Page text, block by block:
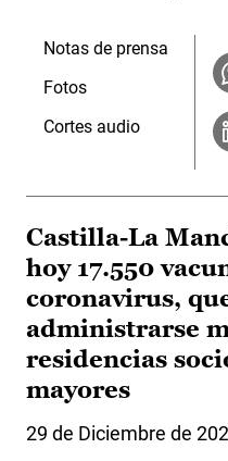
Notas de prensa
Fotos
Cortes audio
Castilla-La
hoy 17.550
coronavirus,
administrarse
residencias
mayores
29 de Diciembre de